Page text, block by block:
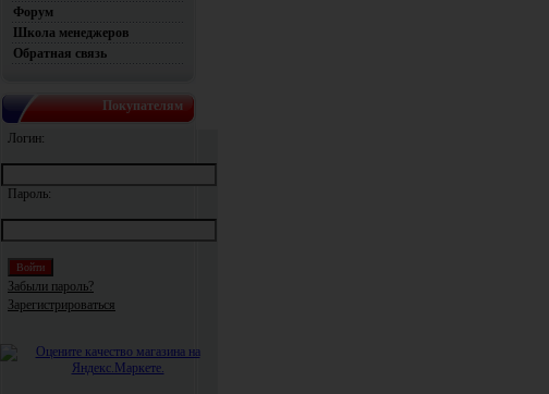
Форум
Школа менеджеров
Обратная связь
Покупателям
Логин:
Пароль:
Забыли пароль?
Зарегистрироваться